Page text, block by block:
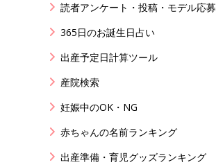
読者アンケート・投稿・モデル応募
365日のお誕生日占い
出産予定日計算ツール
産院検索
妊娠中のOK・NG
赤ちゃんの名前ランキング
出産準備・育児グッズランキング